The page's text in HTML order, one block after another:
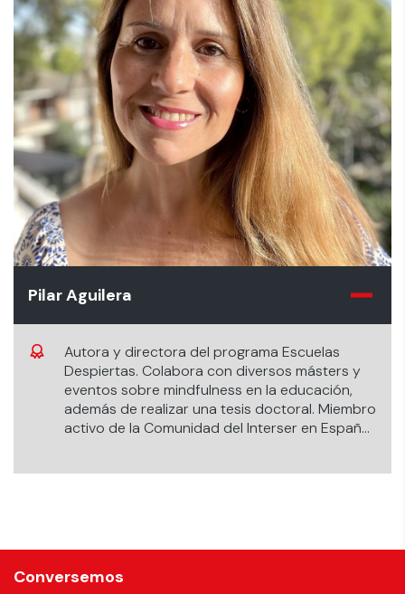
Pilar Aguilera
Autora y directora del programa Escuelas
Despiertas. Colabora con diversos másters y
eventos sobre mindfulness en la educación,
además de realizar una tesis doctoral. Miembro
activo de la Comunidad del Interser en España
Conversemos